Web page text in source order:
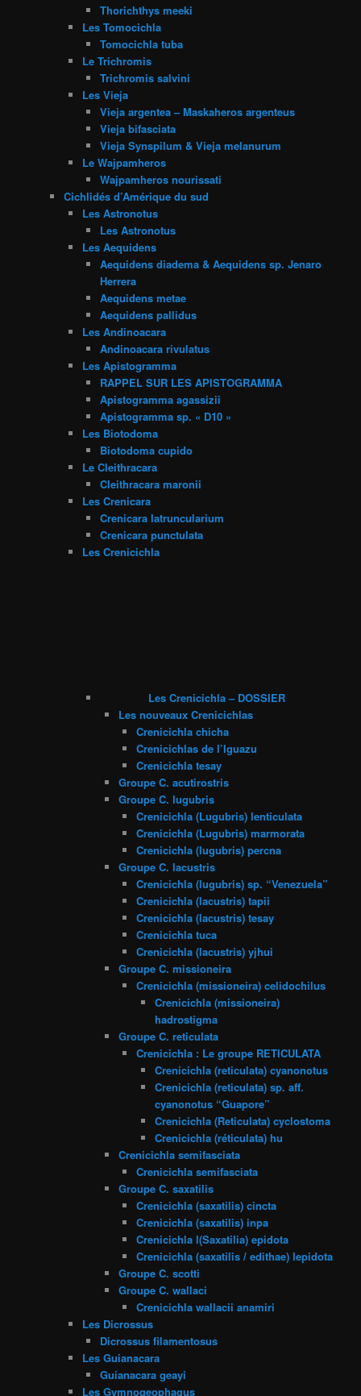
Thorichthys meeki
Les Tomocichla
Tomocichla tuba
Le Trichromis
Trichromis salvini
Les Vieja
Vieja argentea – Maskaheros argenteus
Vieja bifasciata
Vieja Synspilum & Vieja melanurum
Le Wajpamheros
Wajpamheros nourissati
Cichlidés d’Amérique du sud
Les Astronotus
Les Astronotus
Les Aequidens
Aequidens diadema & Aequidens sp. Jenaro
Herrera
Aequidens metae
Aequidens pallidus
Les Andinoacara
Andinoacara rivulatus
Les Apistogramma
RAPPEL SUR LES APISTOGRAMMA
Apistogramma agassizii
Apistogramma sp. « D10 »
Les Biotodoma
Biotodoma cupido
Le Cleithracara
Cleithracara maronii
Les Crenicara
Crenicara latruncularium
Crenicara punctulata
Les Crenicichla
Les Crenicichla – DOSSIER
Les nouveaux Crenicichlas
Crenicichla chicha
Crenicichlas de l’Iguazu
Crenicichla tesay
Groupe C. acutirostris
Groupe C. lugubris
Crenicichla (Lugubris) lenticulata
Crenicichla (Lugubris) marmorata
Crenicichla (lugubris) percna
Groupe C. lacustris
Crenicichla (lugubris) sp. “Venezuela”
Crenicichla (lacustris) tapii
Crenicichla (lacustris) tesay
Crenicichla tuca
Crenicichla (lacustris) yjhui
Groupe C. missioneira
Crenicichla (missioneira) celidochilus
Crenicichla (missioneira)
hadrostigma
Groupe C. reticulata
Crenicichla : Le groupe RETICULATA
Crenicichla (reticulata) cyanonotus
Crenicichla (reticulata) sp. aff.
cyanonotus “Guapore”
Crenicichla (Reticulata) cyclostoma
Crenicichla (réticulata) hu
Crenicichla semifasciata
Crenicichla semifasciata
Groupe C. saxatilis
Crenicichla (saxatilis) cincta
Crenicichla (saxatilis) inpa
Crenicichla l(Saxatilia) epidota
Crenicichla (saxatilis / edithae) lepidota
Groupe C. scotti
Groupe C. wallaci
Crenicichla wallacii anamiri
Les Dicrossus
Dicrossus filamentosus
Les Guianacara
Guianacara geayi
Les Gymnogeophagus